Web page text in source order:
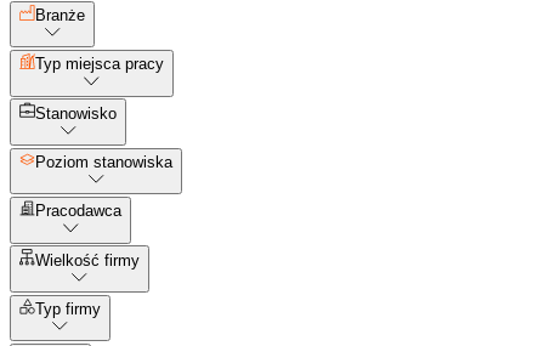
Branże
Typ miejsca pracy
Stanowisko
Poziom stanowiska
Pracodawca
Wielkość firmy
Typ firmy